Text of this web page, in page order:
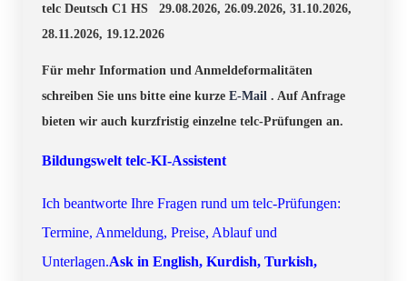
telc Deutsch C1 HS 29.08.2026, 26.09.2026, 31.10.2026,
28.11.2026, 19.12.2026
Für mehr Information und Anmeldeformalitäten
schreiben Sie uns bitte eine kurze E-Mail. Auf Anfrage
bieten wir auch kurzfristig einzelne telc-Prüfungen an.
Bildungswelt telc-KI-Assistent
Ich beantworte Ihre Fragen rund um telc-Prüfungen:
Termine, Anmeldung, Preise, Ablauf und
Unterlagen.Ask in English, Kurdish, Turkish,